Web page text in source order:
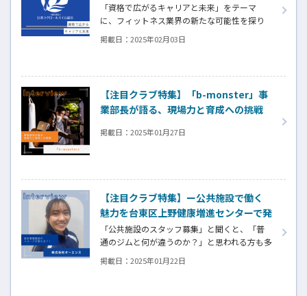
「資格で広がるキャリアと未来」をテーマ
に、フィットネス業界の新たな可能性を探り
ます。今回は、「歩くように泳ぐ」をテーマに
した日本ラクロールスイム協会の指導法に焦
プの道が広がり、より健康的な泳ぎ方を教え
ることで未来を切り開くチャンスが待っていま
掲載日： 2025年02月03日
【注目クラブ特集】「b-monster」事
業部長が語る、現場力と育成への挑戦
掲載日： 2025年01月27日
【注目クラブ特集】ー公共施設で働く
魅力を台東区上野健康増進センターで発
見！ー株式会社オーエンス
「公共施設のスタッフ募集」と聞くと、「普
通のジムと何が違うのか？」と思われる方も多
スタッフとして具体的に何をするのか。実際
掲載日： 2025年01月22日